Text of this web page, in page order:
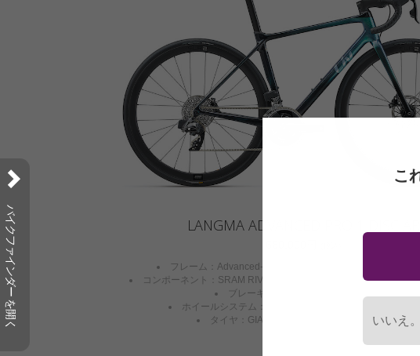
バイクファインダー を開く LANGMA ADVANCED PRO 1 DISC AR
フレーム：Advanced-Grade Composite，OLD142mm，
コンポーネント：SRAM RIVAL eTap AXS 24-speed with GIANT
ブレーキ：SRAM RIVAL hydraulic disc
ホイールシステム：GIANT SLR 2 36 DISC Hookless
タイヤ：GIANT GAVIA FONDO 1 700x28C TLR
こ
いいえ